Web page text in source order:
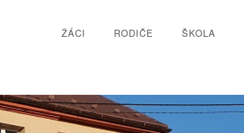
ŽÁCI RODIČE ŠKOLA